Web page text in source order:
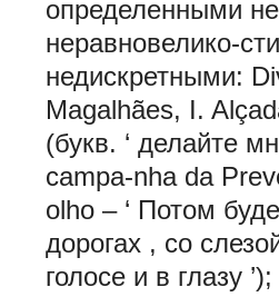
определенными
неравновелико-
недискретными:
Magalhães, I.
(букв. ‘ делайте
campa-nha da
olho – ‘ Потом
дорогах , со
голосе и в глазу